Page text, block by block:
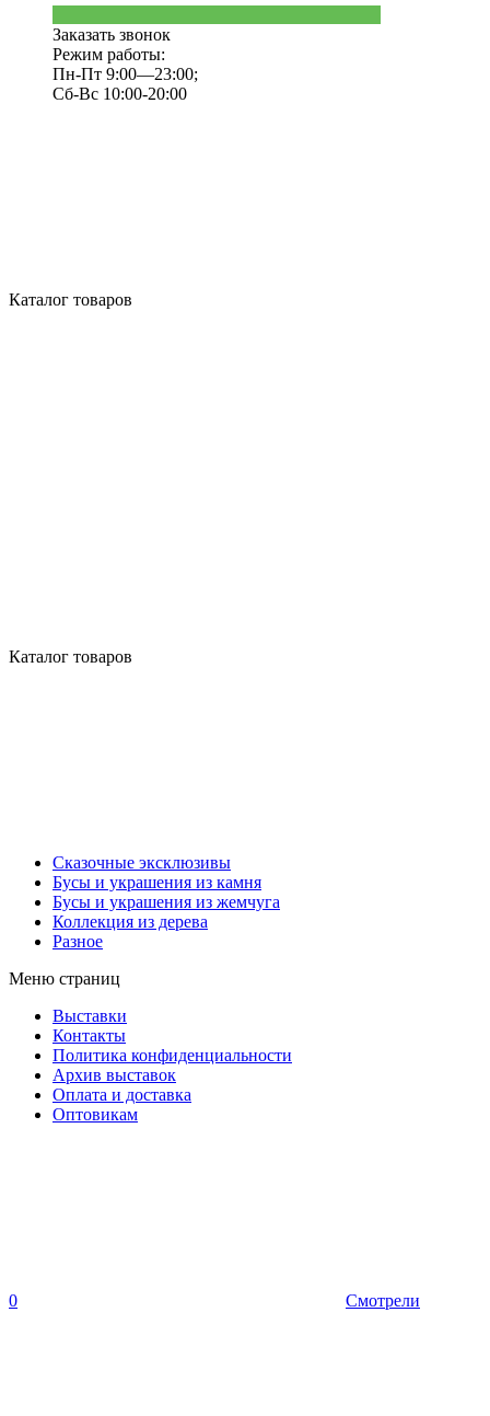
Заказать звонок
Режим работы:
Пн-Пт 9:00—23:00;
Сб-Вс 10:00-20:00
Каталог товаров
Каталог товаров
Сказочные эксклюзивы
Бусы и украшения из камня
Бусы и украшения из жемчуга
Коллекция из дерева
Разное
Меню страниц
Выставки
Контакты
Политика конфиденциальности
Архив выставок
Оплата и доставка
Оптовикам
0 Смотрели